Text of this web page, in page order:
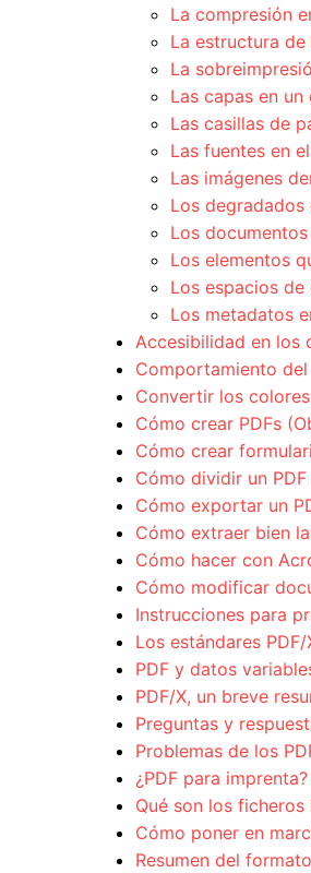
La compresión
La estructura
La
Las capas en
Las casillas de
Las fuentes en
Las imágenes
Los degradados
Los
Los elementos
Los espacios
Los metadatos
Accesibilidad en los
Comportamiento
Convertir los
Cómo crear PDFs
Cómo crear
Cómo dividir un
Cómo exportar un
Cómo extraer bien
Cómo hacer con
Cómo modificar
Instrucciones para
Los estándares PDF/
PDF y datos
PDF/X, un breve
Preguntas y
Problemas de los
¿PDF para
Qué son los ficheros
Cómo poner en
Resumen del